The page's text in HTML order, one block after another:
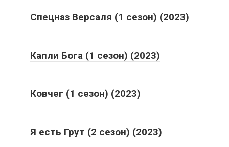
Спецназ Версаля (1 сезон) (2023)
Капли Бога (1 сезон) (2023)
Ковчег (1 сезон) (2023)
Я есть Грут (2 сезон) (2023)